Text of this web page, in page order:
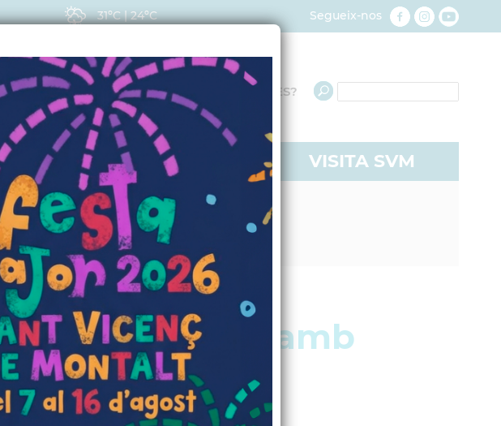
VIURE A SVM VISITA SVM
QUÈ NECESSITES?
31ºC|24ºC Segueix-nos
a moure´s amb